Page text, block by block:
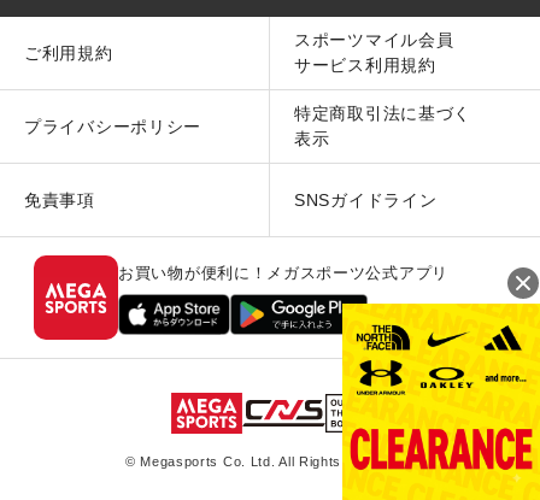
ご利用規約
スポーツマイル会員
サービス利用規約
プライバシーポリシー
特定商取引法に基づく
表示
免責事項 SNSガイドライン
お買い物が便利に！メガスポーツ公式アプリ
© Megasports Co. Ltd. All Rights Reserved.